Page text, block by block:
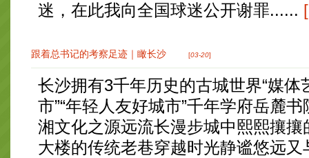
迷，在此我向全国球迷公开谢罪......
跟着总书记的考察足迹｜瞰长沙 [03-20]
长沙拥有3千年历史的古城世界“媒体
市”“年轻人友好城市”千年学府岳麓
湘文化之源远流长漫步城中熙熙攘
大楼的传统老巷穿越时光静谧悠远